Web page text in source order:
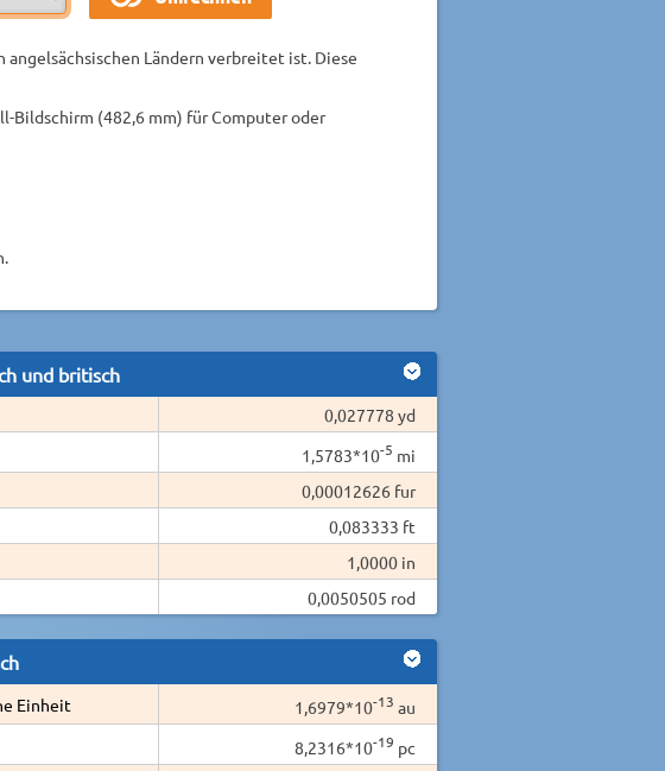
Ländern verbreitet ist. Diese
Bildschirm (482,6 mm) für Computer oder
und britisch
0,027778 yd
1,5783*10-5 mi
0,00012626 fur
0,083333 ft
1,0000 in
0,0050505 rod
Einheit 1,6979*10-13 au
8,2316*10-19 pc